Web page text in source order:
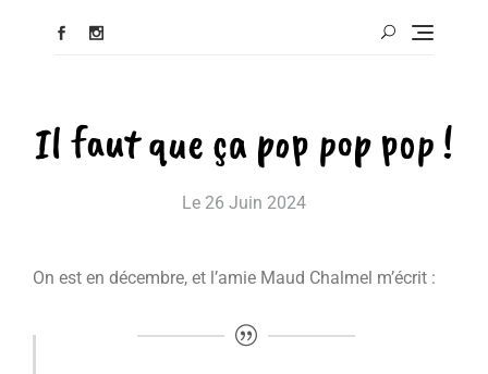
Il faut que ça pop pop pop !
Le 26 Juin 2024
On est en décembre, et l’amie Maud Chalmel m’écrit :